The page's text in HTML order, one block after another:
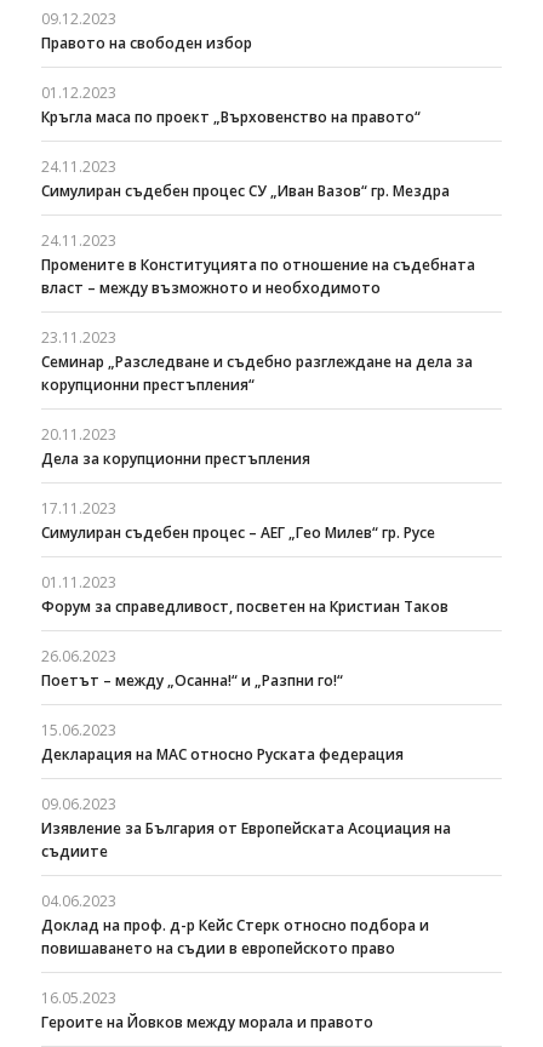
09.12.2023
Правото на свободен избор
01.12.2023
Кръгла маса по проект „Върховенство на правото“
24.11.2023
Симулиран съдебен процес СУ „Иван Вазов“ гр. Мездра
24.11.2023
Промените в Конституцията по отношение на съдебната
власт – между възможното и необходимото
23.11.2023
Семинар „Разследване и съдебно разглеждане на дела за
корупционни престъпления“
20.11.2023
Дела за корупционни престъпления
17.11.2023
Симулиран съдебен процес – АЕГ „Гео Милев“ гр. Русе
01.11.2023
Форум за справедливост, посветен на Кристиан Таков
26.06.2023
Поетът – между „Осанна!“ и „Разпни го!“
15.06.2023
Декларация на МАС относно Руската федерация
09.06.2023
Изявление за България от Европейската Асоциация на
съдиите
04.06.2023
Доклад на проф. д-р Кейс Стерк относно подбора и
повишаването на съдии в европейското право
16.05.2023
Героите на Йовков между морала и правото